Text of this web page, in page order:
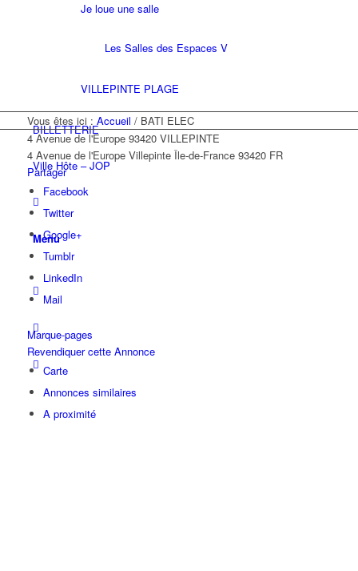
Je loue une salle
Les Salles des Espaces V
VILLEPINTE PLAGE
BILLETTERIE
Ville Hôte – JOP
Menu
Vous êtes ici : Accueil / BATI ELEC
4 Avenue de l'Europe 93420 VILLEPINTE
4 Avenue de l'Europe Villepinte Île-de-France 93420 FR
Partager
Facebook
Twitter
Google+
Tumblr
LinkedIn
Mail
Marque-pages
Revendiquer cette Annonce
Carte
Annonces similaires
A proximité